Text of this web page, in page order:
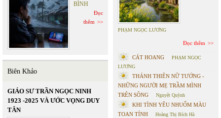
BÌNH
Đọc
thêm
Biên Khảo
GIÁO SƯ TRẦN NGỌC NINH
1923 -2025 VÀ ƯỚC VỌNG DUY
TÂN
PHẠM NGỌC LƯƠNG
Đọc thêm
CÁT HOANG
PHẠM NGỌC
LƯƠNG
THÁNH THIÊN NỮ TƯỚNG -
NHỮNG NGƯỜI MẸ TRẦM MÌNH
TRÊN SÔNG
Nguyệt Quỳnh
KHI TÌNH YÊU NHUỐM MÀU
TOAN TÍNH
Hoàng Thị Bích Hà